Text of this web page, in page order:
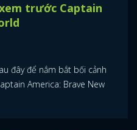
trước Captain
đây để nắm bắt bối cảnh
America: Brave New